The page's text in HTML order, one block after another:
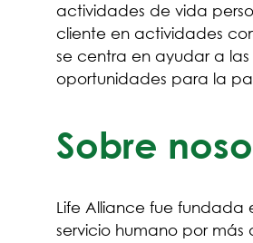
actividades de vida
cliente en actividades
se centra en ayudar a
oportunidades para la
Sobre
Life Alliance fue fundada
servicio humano por